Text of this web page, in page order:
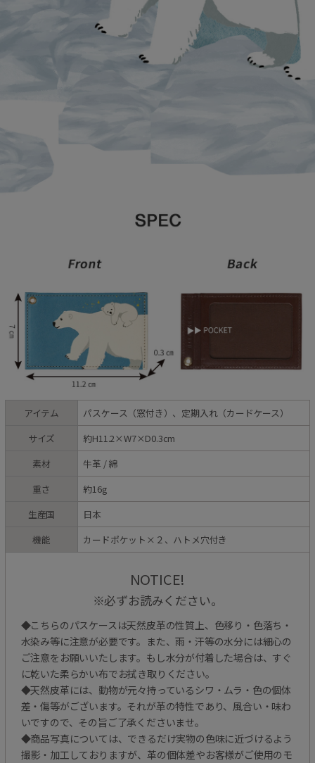
アイテム
パスケース（窓付き）、定期入れ（カードケース）
サイズ
約H11.2×W7×D0.3cm
素材
牛革 / 綿
重さ
約16g
生産国
日本
機能
カードポケット×２、ハトメ穴付き
NOTICE!
※必ずお読みください。
◆こちらのパスケースは天然皮革の性質上、色移り・色落ち・
水染み等に注意が必要です。また、雨・汗等の水分には細心の
ご注意をお願いいたします。もし水分が付着した場合は、すぐ
に乾いた柔らかい布でお拭き取りください。
◆天然皮革には、動物が元々持っているシワ・ムラ・色の個体
差・傷等がございます。それが革の特性であり、風合い・味わ
いですので、その旨ご了承くださいませ。
◆商品写真については、できるだけ実物の色味に近づけるよう
撮影・加工しておりますが、革の個体差やお客様がご使用のモ